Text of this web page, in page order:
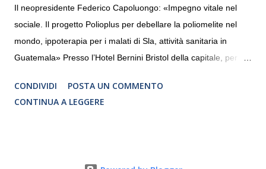
Il neopresidente Federico Capoluongo: «Impegno vitale nel
sociale. Il progetto Polioplus per debellare la poliomelite nel
mondo, ippoterapia per i malati di Sla, attività sanitaria in
Guatemala» Presso l’Hotel Bernini Bristol della capitale, per la
programmazione del Rotary Club Roma Sud-Est che festeggia
i quaranta anni di attività. Un’occasione per raccontare al
CONDIVIDI
POSTA UN COMMENTO
CONTINUA A LEGGERE